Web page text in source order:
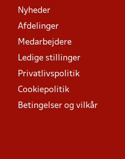
Nyheder
Afdelinger
Medarbejdere
Ledige stillinger
Privatlivspolitik
Cookiepolitik
Betingelser og vilkår